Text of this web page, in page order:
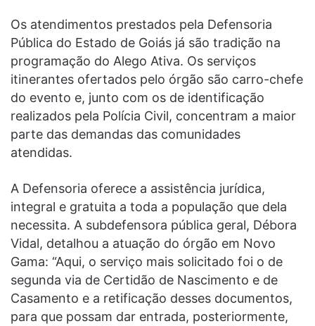
Os atendimentos prestados pela Defensoria
Pública do Estado de Goiás já são tradição na
programação do Alego Ativa. Os serviços
itinerantes ofertados pelo órgão são carro-chefe
do evento e, junto com os de identificação
realizados pela Polícia Civil, concentram a maior
parte das demandas das comunidades
atendidas.
A Defensoria oferece a assistência jurídica,
integral e gratuita a toda a população que dela
necessita. A subdefensora pública geral, Débora
Vidal, detalhou a atuação do órgão em Novo
Gama: “Aqui, o serviço mais solicitado foi o de
segunda via de Certidão de Nascimento e de
Casamento e a retificação desses documentos,
para que possam dar entrada, posteriormente,